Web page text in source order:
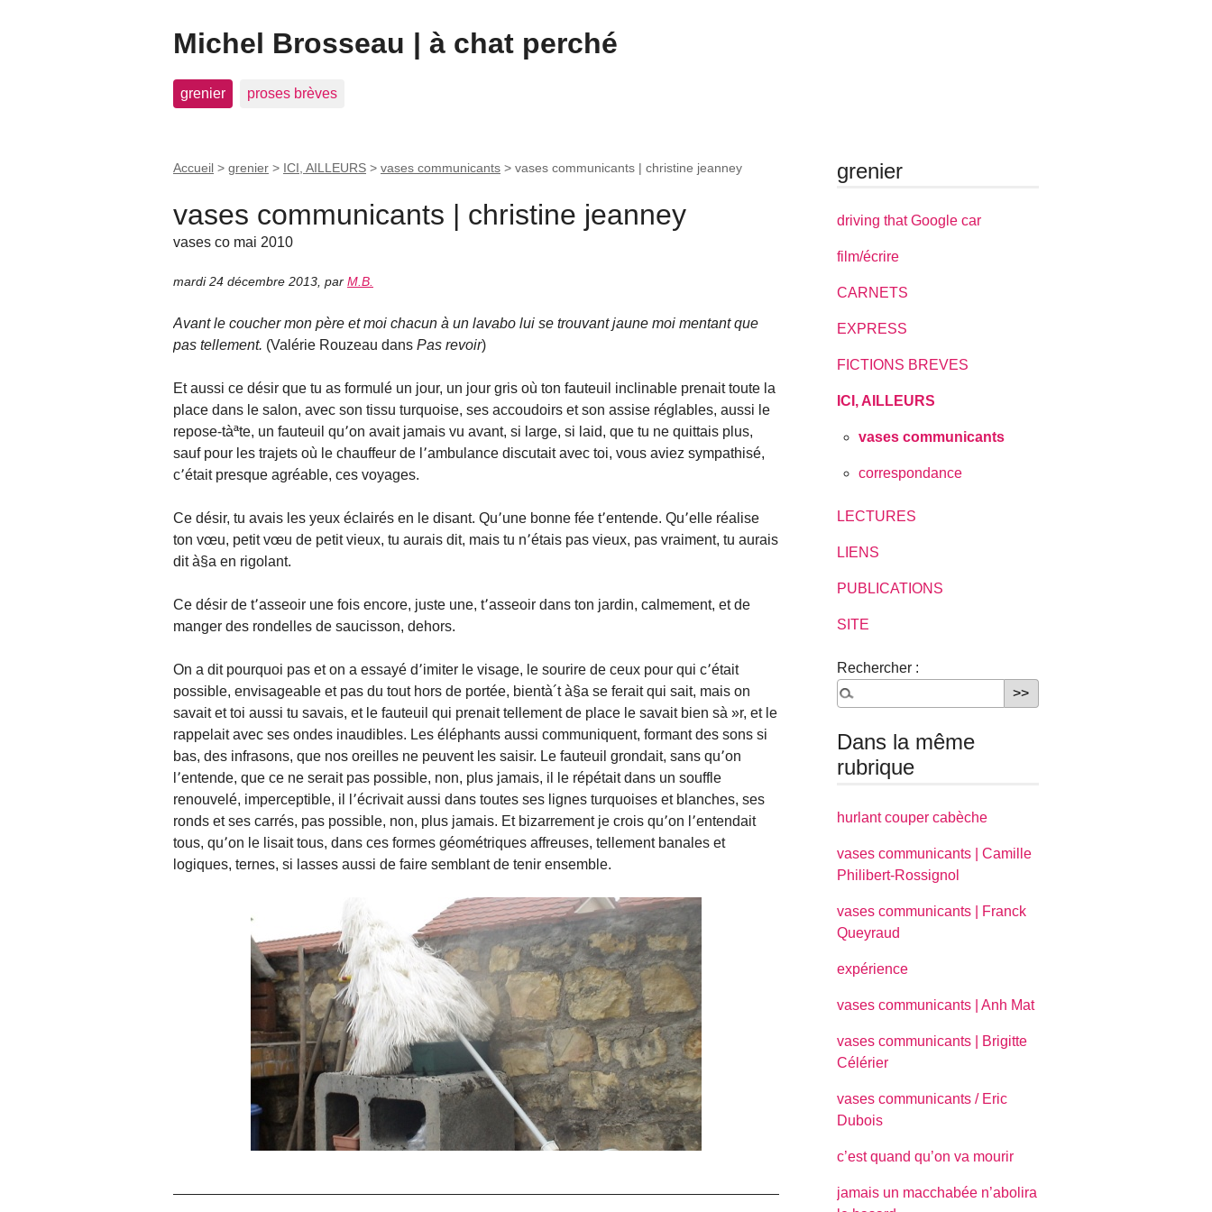
Michel Brosseau | à chat perché
grenier proses brèves
Accueil > grenier > ICI, AILLEURS > vases communicants > vases communicants | christine jeanney
vases communicants | christine jeanney
vases co mai 2010
mardi 24 décembre 2013 par M.B.
Avant le coucher mon père et moi chacun à un lavabo lui se trouvant jaune moi mentant que
pas tellement. (Valérie Rouzeau dans Pas revoir)
Et aussi ce désir que tu as formulé un jour, un jour gris où ton fauteuil inclinable prenait toute la
place dans le salon, avec son tissu turquoise, ses accoudoirs et son assise réglables, aussi le
repose-tàªte, un fauteuil qu՚on avait jamais vu avant, si large, si laid, que tu ne quittais plus,
sauf pour les trajets où le chauffeur de l՚ambulance discutait avec toi, vous aviez sympathisé,
c՚était presque agréable, ces voyages.
Ce désir, tu avais les yeux éclairés en le disant. Qu՚une bonne fée t՚entende. Qu՚elle réalise
ton vœu, petit vœu de petit vieux, tu aurais dit, mais tu n՚étais pas vieux, pas vraiment, tu aurais
dit à§a en rigolant.
Ce désir de t՚asseoir une fois encore, juste une, t՚asseoir dans ton jardin, calmement, et de
manger des rondelles de saucisson, dehors.
On a dit pourquoi pas et on a essayé d՚imiter le visage, le sourire de ceux pour qui c՚était
possible, envisageable et pas du tout hors de portée, bientà´t à§a se ferait qui sait, mais on
savait et toi aussi tu savais, et le fauteuil qui prenait tellement de place le savait bien sà »r, et le
rappelait avec ses ondes inaudibles. Les éléphants aussi communiquent, formant des sons si
bas, des infrasons, que nos oreilles ne peuvent les saisir. Le fauteuil grondait, sans qu՚on
l՚entende, que ce ne serait pas possible, non, plus jamais, il le répétait dans un souffle
renouvelé, imperceptible, il l՚écrivait aussi dans toutes ses lignes turquoises et blanches, ses
ronds et ses carrés, pas possible, non, plus jamais. Et bizarrement je crois qu՚on l՚entendait
tous, qu՚on le lisait tous, dans ces formes géométriques affreuses, tellement banales et
logiques, ternes, si lasses aussi de faire semblant de tenir ensemble.
grenier
driving that Google car
film/écrire
CARNETS
EXPRESS
FICTIONS BREVES
ICI, AILLEURS
vases communicants
correspondance
LECTURES
LIENS
PUBLICATIONS
SITE
Rechercher :
Dans la même
rubrique
hurlant couper cabèche
vases communicants | Camille
Philibert-Rossignol
vases communicants | Franck
Queyraud
expérience
vases communicants | Anh Mat
vases communicants | Brigitte
Célérier
vases communicants / Eric
Dubois
c’est quand qu’on va mourir
jamais un macchabée n’abolira